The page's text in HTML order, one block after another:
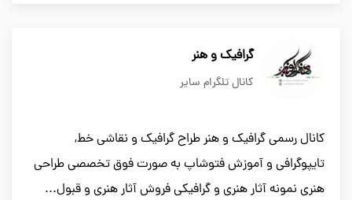
گرافیک و هنر
کانال تلگرام سایر
کانال رسمی گرافیک و هنر طراح گرافیک و نقاشی خط,
تایپوگرافی و آموزش فتوشاپ به صورت فوق تخصصی طراحی
هنری نمونه آثار هنری و گرافیکی فروش آثار هنری و قبول...